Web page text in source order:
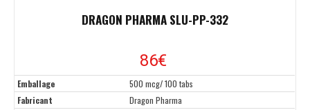
DRAGON PHARMA SLU-PP-332
86€
Emballage
500 mcg/ 100 tabs
Fabricant
Dragon Pharma